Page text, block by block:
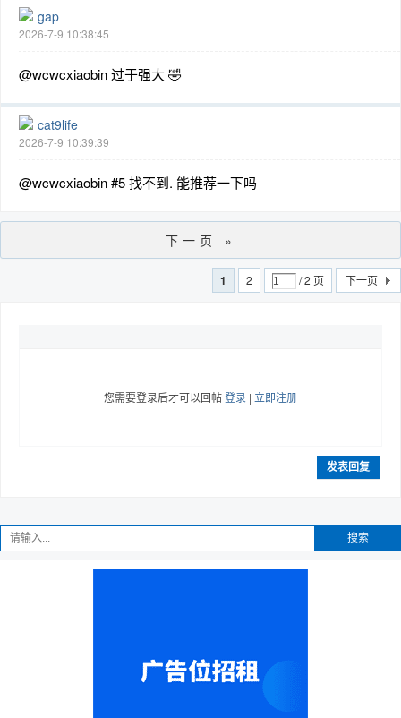
gap
2026-7-9 10:38:45
@wcwcxiaobin 过于强大 🤣
cat9life
2026-7-9 10:39:39
@wcwcxiaobin #5 找不到. 能推荐一下吗
下一页 »
1 2 / 2 页 下一页
您需要登录后才可以回帖登录 | 立即注册
发表回复
搜索